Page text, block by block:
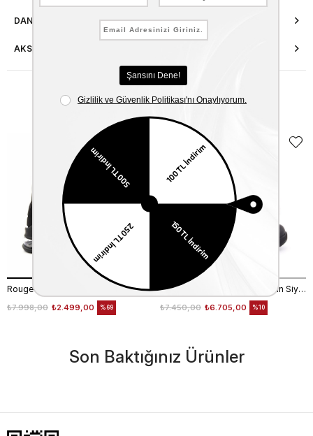
DANIŞMA HATTI
AKSESUAR ONARIMI
Benzer Ürünler
Rouge Kadın Strech Poli Taban Siyah Günlük Bot
₺2.499,00
₺7.998,00 %69
Ugg Kadın Süet Kauçuk Taban Siyah Günlük Bot
₺6.705,00
₺7.450,00 %10
EKSTRA
İNDİRİM
Son Baktığınız Ürünler